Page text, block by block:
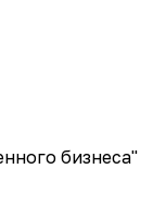
бизнеса"